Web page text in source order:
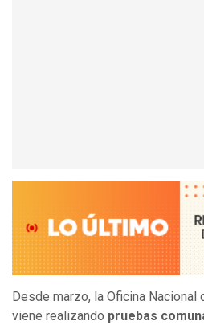
Desde marzo, la Oficina Nacional
viene realizando pruebas